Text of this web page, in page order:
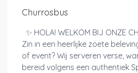
Churrosbus
✨ HOLA! WELKOM BIJ ONZE
Zin in een heerlijke zoete
of event? Wij serveren verse,
bereid volgens een authentiek